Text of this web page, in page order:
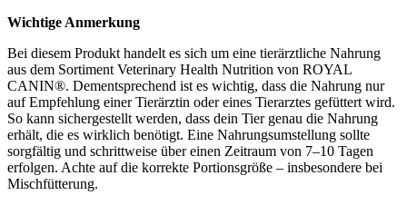
Wichtige Anmerkung
Bei diesem Produkt handelt es sich um eine tierärztliche Nahrung
aus dem Sortiment Veterinary Health Nutrition von ROYAL
CANIN®. Dementsprechend ist es wichtig, dass die Nahrung nur
auf Empfehlung einer Tierärztin oder eines Tierarztes gefüttert wird.
So kann sichergestellt werden, dass dein Tier genau die Nahrung
erhält, die es wirklich benötigt. Eine Nahrungsumstellung sollte
sorgfältig und schrittweise über einen Zeitraum von 7–10 Tagen
erfolgen. Achte auf die korrekte Portionsgröße – insbesondere bei
Mischfütterung.